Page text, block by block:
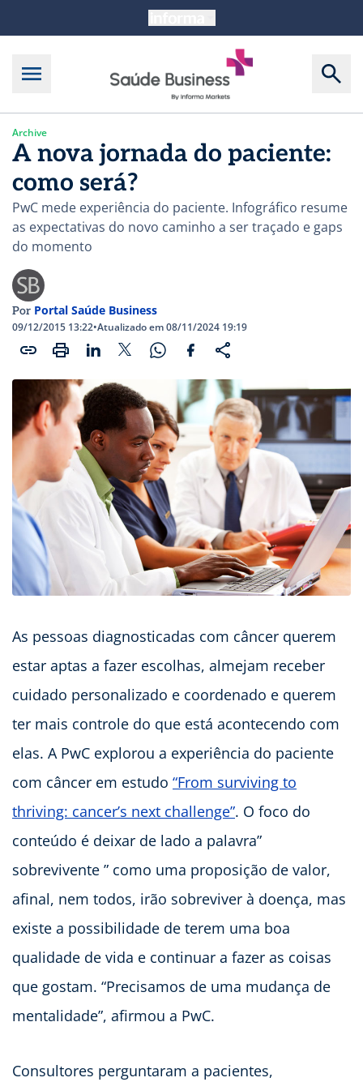
Archive
A nova jornada do paciente:
como será?
PwC mede experiência do paciente. Infográfico resume
as expectativas do novo caminho a ser traçado e gaps
do momento
Por Portal Saúde Business
09/12/2015 13:22•Atualizado em 08/11/2024 19:19
As pessoas diagnosticadas com câncer querem
estar aptas a fazer escolhas, almejam receber
cuidado personalizado e coordenado e querem
ter mais controle do que está acontecendo com
elas. A PwC explorou a experiência do paciente
com câncer em estudo “From surviving to
thriving: cancer’s next challenge”. O foco do
conteúdo é deixar de lado a palavra”
sobrevivente ” como uma proposição de valor,
afinal, nem todos, irão sobreviver à doença, mas
existe a possibilidade de terem uma boa
qualidade de vida e continuar a fazer as coisas
que gostam. “Precisamos de uma mudança de
mentalidade”, afirmou a PwC.
Consultores perguntaram a pacientes,